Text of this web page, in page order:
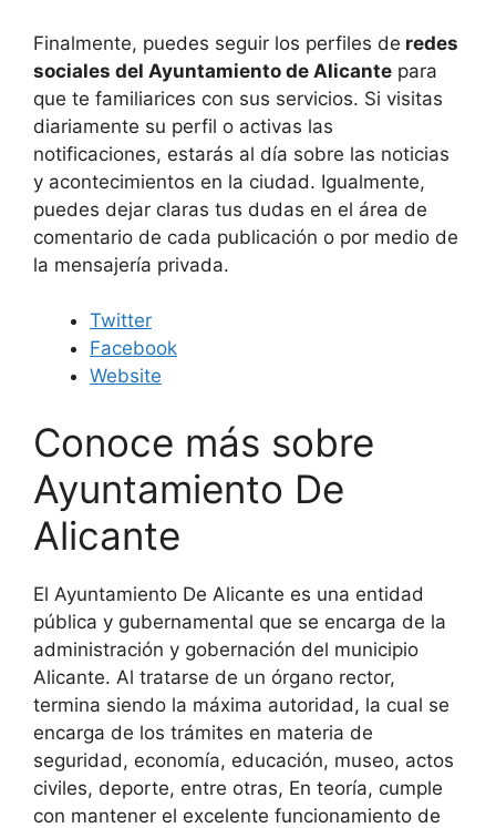
Finalmente, puedes seguir los perfiles de redes
sociales del Ayuntamiento de Alicante para
que te familiarices con sus servicios. Si visitas
diariamente su perfil o activas las
notificaciones, estarás al día sobre las noticias
y acontecimientos en la ciudad. Igualmente,
puedes dejar claras tus dudas en el área de
comentario de cada publicación o por medio de
la mensajería privada.
Twitter
Facebook
Website
Conoce más sobre
Ayuntamiento De
Alicante
El Ayuntamiento De Alicante es una entidad
pública y gubernamental que se encarga de la
administración y gobernación del municipio
Alicante. Al tratarse de un órgano rector,
termina siendo la máxima autoridad, la cual se
encarga de los trámites en materia de
seguridad, economía, educación, museo, actos
civiles, deporte, entre otras, En teoría, cumple
con mantener el excelente funcionamiento de